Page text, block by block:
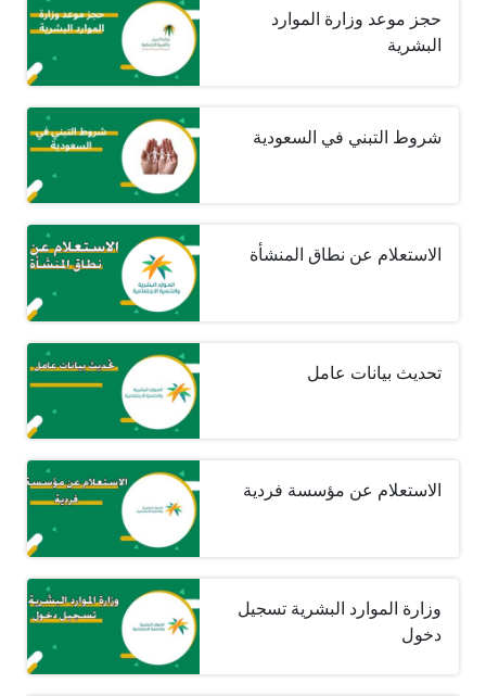
حجز موعد وزارة الموارد
البشرية
شروط التبني في السعودية
الاستعلام عن نطاق المنشأة
تحديث بيانات عامل
الاستعلام عن مؤسسة فردية
وزارة الموارد البشرية تسجيل
دخول